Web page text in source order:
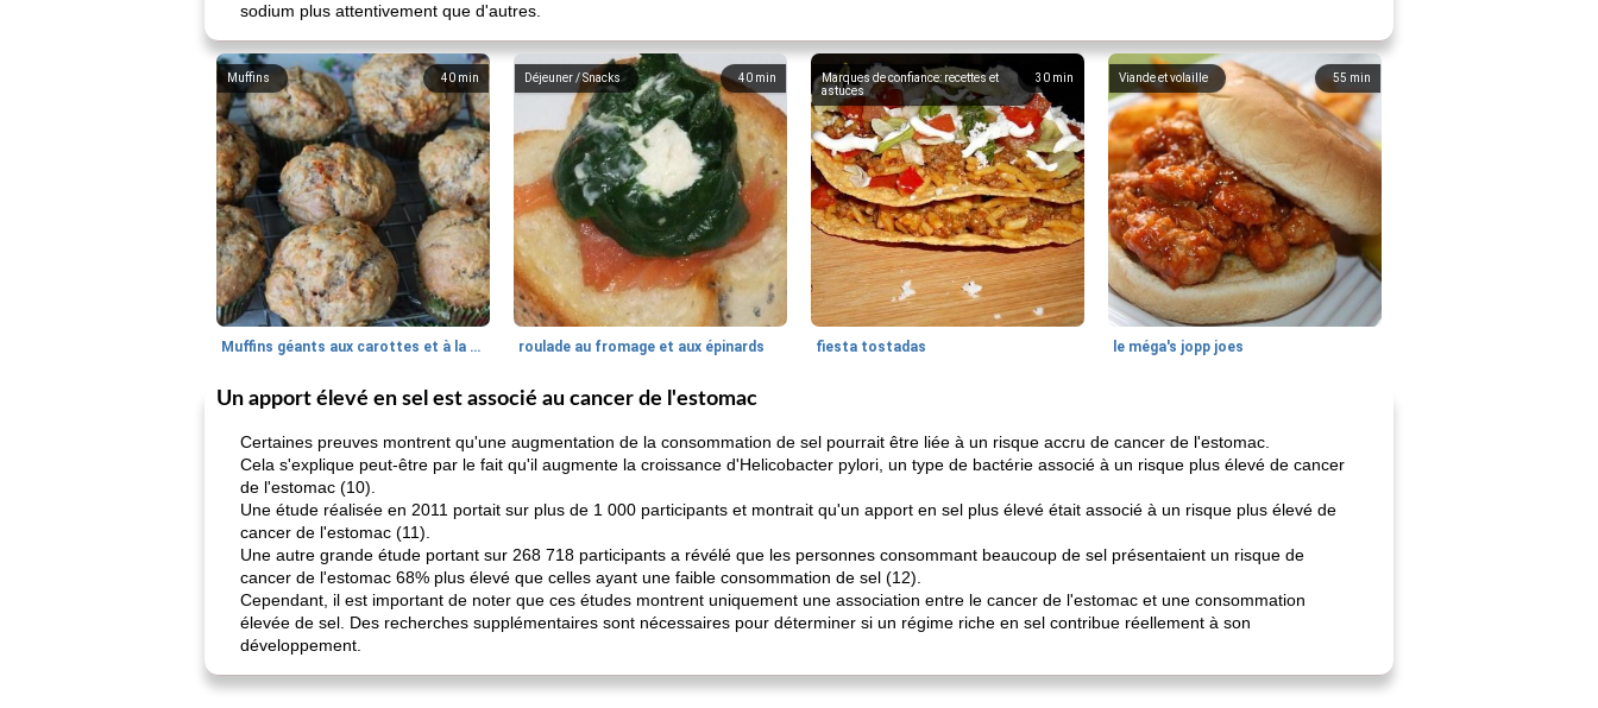
sodium plus attentivement que d'autres.
40 min
Muffins
Muffins géants aux carottes et à la banane de Nif
40 min
Déjeuner / Snacks
roulade au fromage et aux épinards
30 min
Marques de confiance: recettes et
astuces
fiesta tostadas
55 min
Viande et volaille
le méga's jopp joes
Un apport élevé en sel est associé au cancer de l'estomac
Certaines preuves montrent qu'une augmentation de la consommation de sel pourrait être liée à un risque accru de cancer de l'estomac.
Cela s'explique peut-être par le fait qu'il augmente la croissance d'Helicobacter pylori, un type de bactérie associé à un risque plus élevé de cancer
de l'estomac (10).
Une étude réalisée en 2011 portait sur plus de 1 000 participants et montrait qu'un apport en sel plus élevé était associé à un risque plus élevé de
cancer de l'estomac (11).
Une autre grande étude portant sur 268 718 participants a révélé que les personnes consommant beaucoup de sel présentaient un risque de
cancer de l'estomac 68% plus élevé que celles ayant une faible consommation de sel (12).
Cependant, il est important de noter que ces études montrent uniquement une association entre le cancer de l'estomac et une consommation
élevée de sel. Des recherches supplémentaires sont nécessaires pour déterminer si un régime riche en sel contribue réellement à son
développement.